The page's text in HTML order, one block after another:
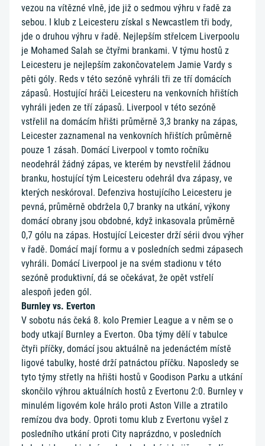
vezou na vítězné vlně, jde již o sedmou výhru v řadě za
sebou. I klub z Leicesteru získal s Newcastlem tři body,
jde o druhou výhru v řadě. Nejlepším střelcem Liverpoolu
je Mohamed Salah se čtyřmi brankami. V týmu hostů z
Leicesteru je nejlepším zakončovatelem Jamie Vardy s
pěti góly. Reds v této sezóně vyhráli tři ze tří domácích
zápasů. Hostující hráči Leicesteru na venkovních hřištích
vyhráli jeden ze tří zápasů. Liverpool v této sezóně
vstřelil na domácím hřišti průměrně 3,3 branky na zápas,
Leicester zaznamenal na venkovních hřištích průměrně
pouze 1 zásah. Domácí Liverpool v tomto ročníku
neodehrál žádný zápas, ve kterém by nevstřelil žádnou
branku, hostující tým Leicesteru odehrál dva zápasy, ve
kterých neskóroval. Defenziva hostujícího Leicesteru je
pevná, průměrně obdržela 0,7 branky na utkání, výkony
domácí obrany jsou obdobné, když inkasovala průměrně
0,7 gólu na zápas. Hostující Leicester drží sérii dvou výher
v řadě. Domácí mají formu a v posledních sedmi zápasech
vyhráli. Domácí Liverpool je na svém stadionu v této
sezóně produktivní, dá se očekávat, že opět vstřelí
alespoň jeden gól.
Burnley vs. Everton
V sobotu nás čeká 8. kolo Premier League a v něm se o
body utkají Burnley a Everton. Oba týmy dělí v tabulce
čtyři příčky, domácí jsou aktuálně na jedenáctém místě
ligové tabulky, hosté drží patnáctou příčku. Naposledy se
tyto týmy střetly na hřišti hostů v Goodison Parku a utkání
skončilo výhrou aktuálních hostů z Evertonu 2:0. Burnley v
minulém ligovém kole hrálo proti Aston Ville a ztratilo
remízou dva body. Oproti tomu klub z Evertonu vyšel z
posledního utkání proti City naprázdno, v posledních